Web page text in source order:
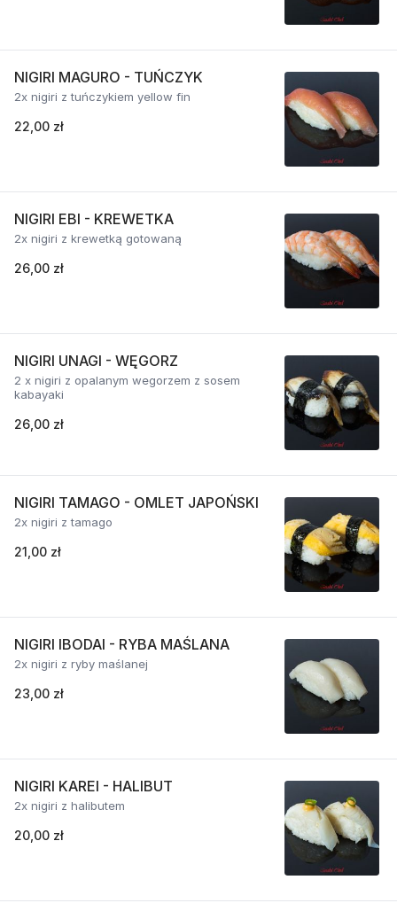
NIGIRI MAGURO - TUŃCZYK
2x nigiri z tuńczykiem yellow fin
22,00 zł
NIGIRI EBI - KREWETKA
2x nigiri z krewetką gotowaną
26,00 zł
NIGIRI UNAGI - WĘGORZ
2 x nigiri z opalanym wegorzem z sosem
kabayaki
26,00 zł
NIGIRI TAMAGO - OMLET JAPOŃSKI
2x nigiri z tamago
21,00 zł
NIGIRI IBODAI - RYBA MAŚLANA
2x nigiri z ryby maślanej
23,00 zł
NIGIRI KAREI - HALIBUT
2x nigiri z halibutem
20,00 zł